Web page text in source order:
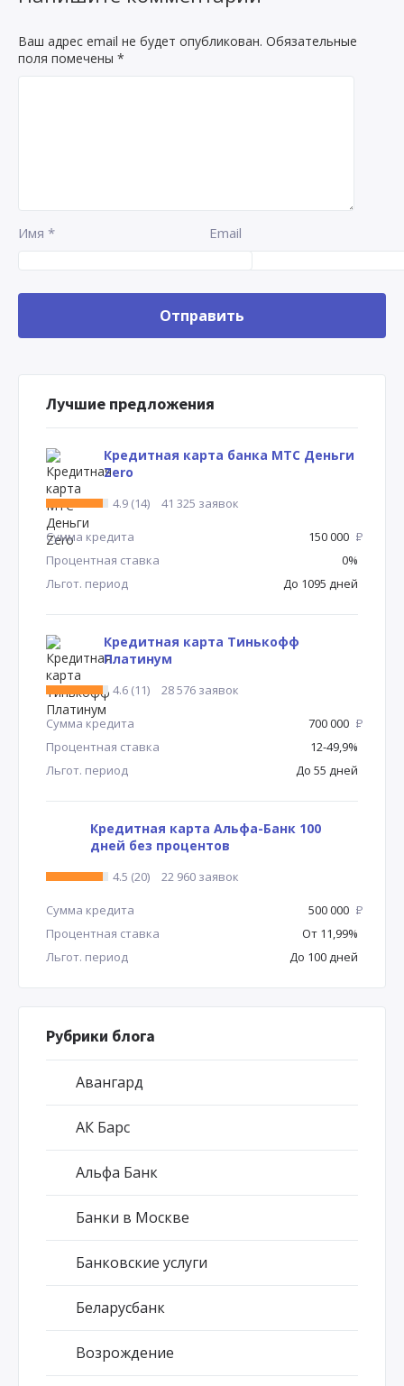
Ваш адрес email не будет опубликован. Обязательные
поля помечены *
Имя * Email
Лучшие предложения
Кредитная карта банка МТС Деньги
Zero
4.9 (14) 41 325 заявок
Сумма кредита 150 000 Р
Процентная ставка
0%
Льгот. период
До 1095 дней
Кредитная карта Тинькофф
Платинум
4.6 (11) 28 576 заявок
Сумма кредита 700 000 Р
Процентная ставка
12-49,9%
Льгот. период
До 55 дней
Кредитная карта Альфа-Банк 100
дней без процентов
4.5 (20) 22 960 заявок
Сумма кредита 500 000 Р
Процентная ставка
От 11,99%
Льгот. период
До 100 дней
Рубрики блога
Авангард
АК Барс
Альфа Банк
Банки в Москве
Банковские услуги
Беларусбанк
Возрождение